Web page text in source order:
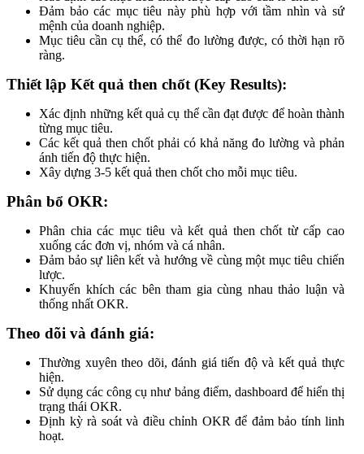
Đảm bảo các mục tiêu này phù hợp với tầm nhìn và sứ
mệnh của doanh nghiệp.
Mục tiêu cần cụ thể, có thể đo lường được, có thời hạn rõ
ràng.
Thiết lập Kết quả then chốt (Key Results):
Xác định những kết quả cụ thể cần đạt được để hoàn thành
từng mục tiêu.
Các kết quả then chốt phải có khả năng đo lường và phản
ánh tiến độ thực hiện.
Xây dựng 3-5 kết quả then chốt cho mỗi mục tiêu.
Phân bổ OKR:
Phân chia các mục tiêu và kết quả then chốt từ cấp cao
xuống các đơn vị, nhóm và cá nhân.
Đảm bảo sự liên kết và hướng về cùng một mục tiêu chiến
lược.
Khuyến khích các bên tham gia cùng nhau thảo luận và
thống nhất OKR.
Theo dõi và đánh giá:
Thường xuyên theo dõi, đánh giá tiến độ và kết quả thực
hiện.
Sử dụng các công cụ như bảng điểm, dashboard để hiển thị
trạng thái OKR.
Định kỳ rà soát và điều chỉnh OKR để đảm bảo tính linh
hoạt.